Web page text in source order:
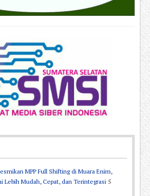
MPP Full Shifting di Muara Enim,
Lebih Mudah, Cepat, dan Terintegrasi 5